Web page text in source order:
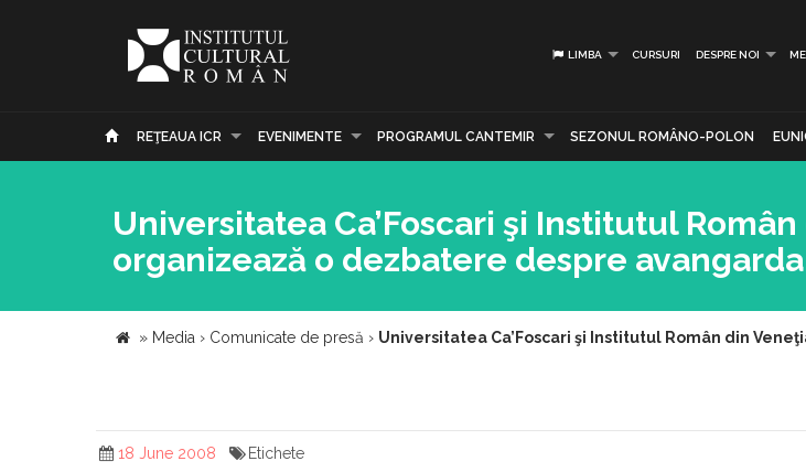
LIMBA CURSURI DESPRE NOI
REŢEAUA ICR EVENIMENTE PROGRAMUL CANTEMIR SEZONUL ROMÂNO-POLON
Universitatea Ca’Foscari şi Institutul
organizează o dezbatere despre
» Media › Comunicate de presă › Universitatea Ca’Foscari şi Institutul Român din
18 June 2008 Etichete